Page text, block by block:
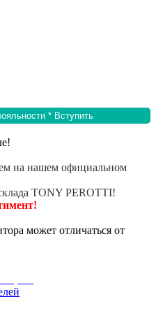
Скидки * Программа лояльности * Вступить
на нашем официальном
TONY PEROTTI!
может отличаться от